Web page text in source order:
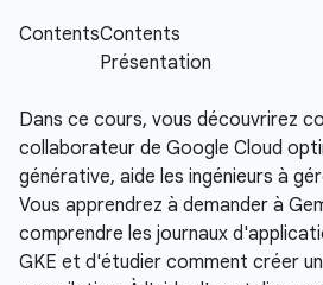
Dans ce cours, vous découvrirez
collaborateur de Google Cloud
générative, aide les ingénieurs à
Vous apprendrez à demander à
comprendre les journaux
GKE et d'étudier comment créer